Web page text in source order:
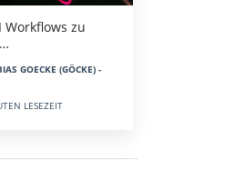
zu
GOECKE (GÖCKE) -
LESEZEIT